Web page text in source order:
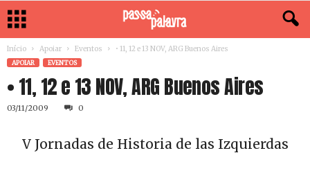
Início Apoiar Eventos • 11, 12 e 13 NOV, ARG Buenos Aires
APOIAR EVENTOS
• 11, 12 e 13 NOV, ARG Buenos Aires
03/11/2009 0
V Jornadas de Historia de las Izquierdas